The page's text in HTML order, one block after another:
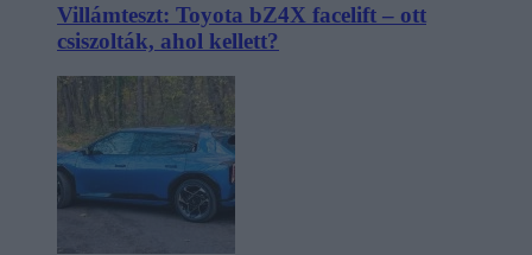
Villámteszt: Toyota bZ4X facelift – ott
csiszolták, ahol kellett?